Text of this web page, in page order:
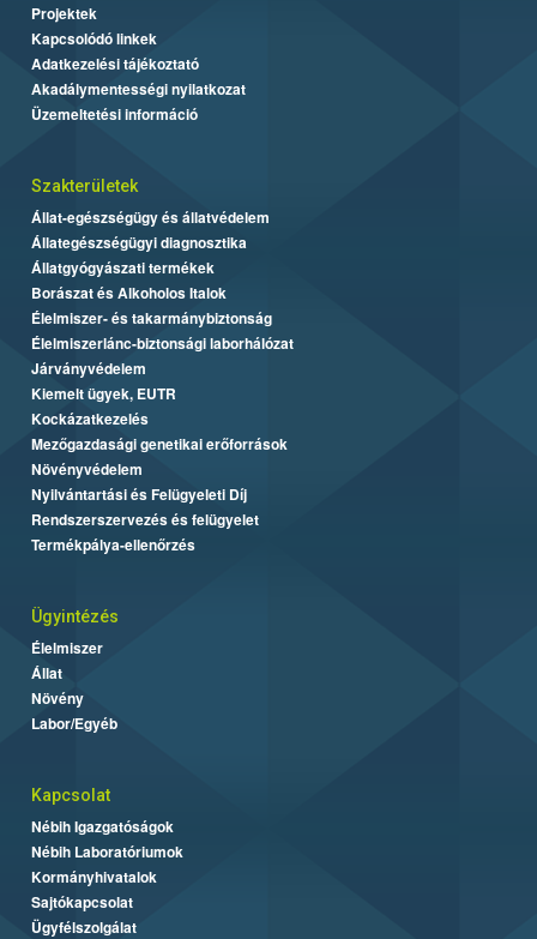
Projektek
Kapcsolódó linkek
Adatkezelési tájékoztató
Akadálymentességi nyilatkozat
Üzemeltetési információ
Szakterületek
Állat-egészségügy és állatvédelem
Állategészségügyi diagnosztika
Állatgyógyászati termékek
Borászat és Alkoholos Italok
Élelmiszer- és takarmánybiztonság
Élelmiszerlánc-biztonsági laborhálózat
Járványvédelem
Kiemelt ügyek, EUTR
Kockázatkezelés
Mezőgazdasági genetikai erőforrások
Növényvédelem
Nyilvántartási és Felügyeleti Díj
Rendszerszervezés és felügyelet
Termékpálya-ellenőrzés
Ügyintézés
Élelmiszer
Állat
Növény
Labor/Egyéb
Kapcsolat
Nébih Igazgatóságok
Nébih Laboratóriumok
Kormányhivatalok
Sajtókapcsolat
Ügyfélszolgálat